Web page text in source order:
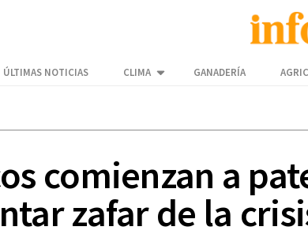
ÚLTIMAS NOTICIAS CLIMA GANADERÍA
comienzan a
zafar de la